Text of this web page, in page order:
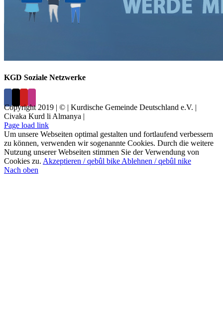
KGD Soziale Netzwerke
Copyright 2019 | © | Kurdische Gemeinde Deutschland e.V. |
Civaka Kurd li Almanya |
Page load link
Um unsere Webseiten optimal gestalten und fortlaufend verbessern
zu können, verwenden wir sogenannte Cookies. Durch die weitere
Nutzung unserer Webseiten stimmen Sie der Verwendung von
Cookies zu. Akzeptieren / qebûl bike Ablehnen / qebûl nike
Nach oben